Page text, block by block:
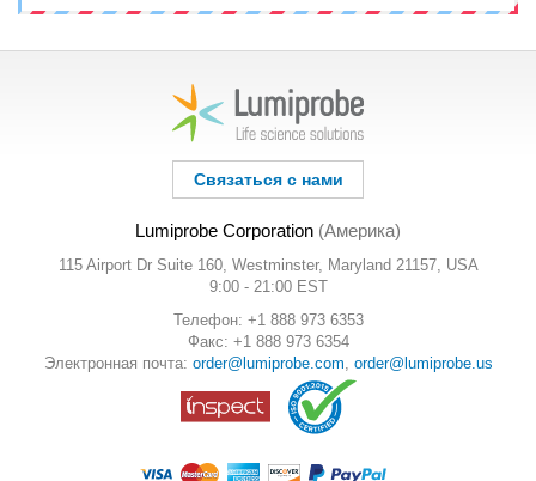
Связаться с нами
Lumiprobe Corporation (Америка)
115 Airport Dr Suite 160, Westminster, Maryland 21157, USA
9:00 - 21:00 EST
Телефон: +1 888 973 6353
Факс: +1 888 973 6354
Электронная почта: order@lumiprobe.com, order@lumiprobe.us